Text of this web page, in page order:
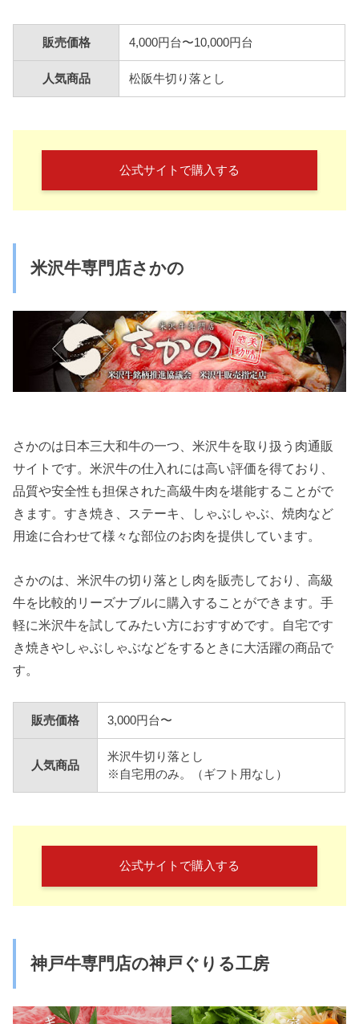
販売価格 4,000円台〜10,000円台
人気商品 松阪牛切り落とし
公式サイトで購入する
米沢牛専門店さかの
さかのは日本三大和牛の一つ、米沢牛を取り扱う肉通販
サイトです。米沢牛の仕入れには高い評価を得ており、
品質や安全性も担保された高級牛肉を堪能することがで
きます。すき焼き、ステーキ、しゃぶしゃぶ、焼肉など
用途に合わせて様々な部位のお肉を提供しています。
さかのは、米沢牛の切り落とし肉を販売しており、高級
牛を比較的リーズナブルに購入することができます。手
軽に米沢牛を試してみたい方におすすめです。自宅です
き焼きやしゃぶしゃぶなどをするときに大活躍の商品で
す。
販売価格 3,000円台〜
人気商品
米沢牛切り落とし
※自宅用のみ。（ギフト用なし）
公式サイトで購入する
神戸牛専門店の神戸ぐりる工房